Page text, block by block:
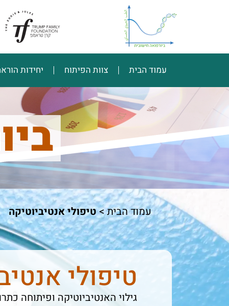
עמוד הבית צוות הפיתוח יחידות
עמוד הבית>טיפולי אנטיביוטיקה
טיפולי
גילוי האנטיביוטיקה ופיתוחה